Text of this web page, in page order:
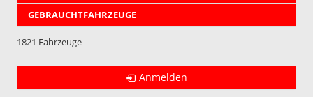
GEBRAUCHTFAHRZEUGE
1821 Fahrzeuge
Anmelden